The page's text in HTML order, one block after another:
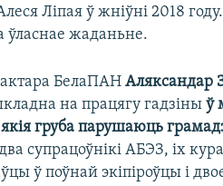
Ліпая ў жніўні 2018
ўласнае жаданьне.
БелаПАНАляксандар
на працягу гадзіныў
груба парушаюць
супрацоўнікі АБЭЗ, іх
ў поўнай экіпіроўцы і